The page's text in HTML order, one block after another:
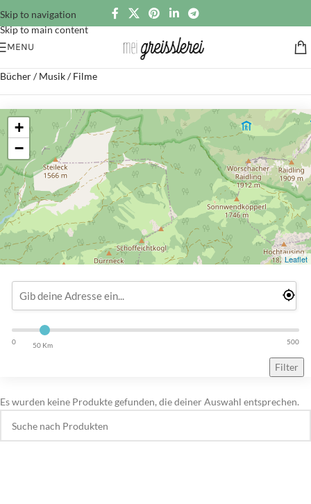
Skip to navigation
Skip to main content
MENU
Bücher / Musik / Filme
+
−
Leaflet
0 50 Km 500
Filter
Es wurden keine Produkte gefunden, die deiner Auswahl entsprechen.